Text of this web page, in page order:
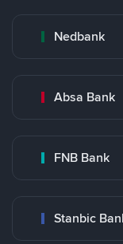
Nedbank
Absa Bank
FNB Bank
Stanbic